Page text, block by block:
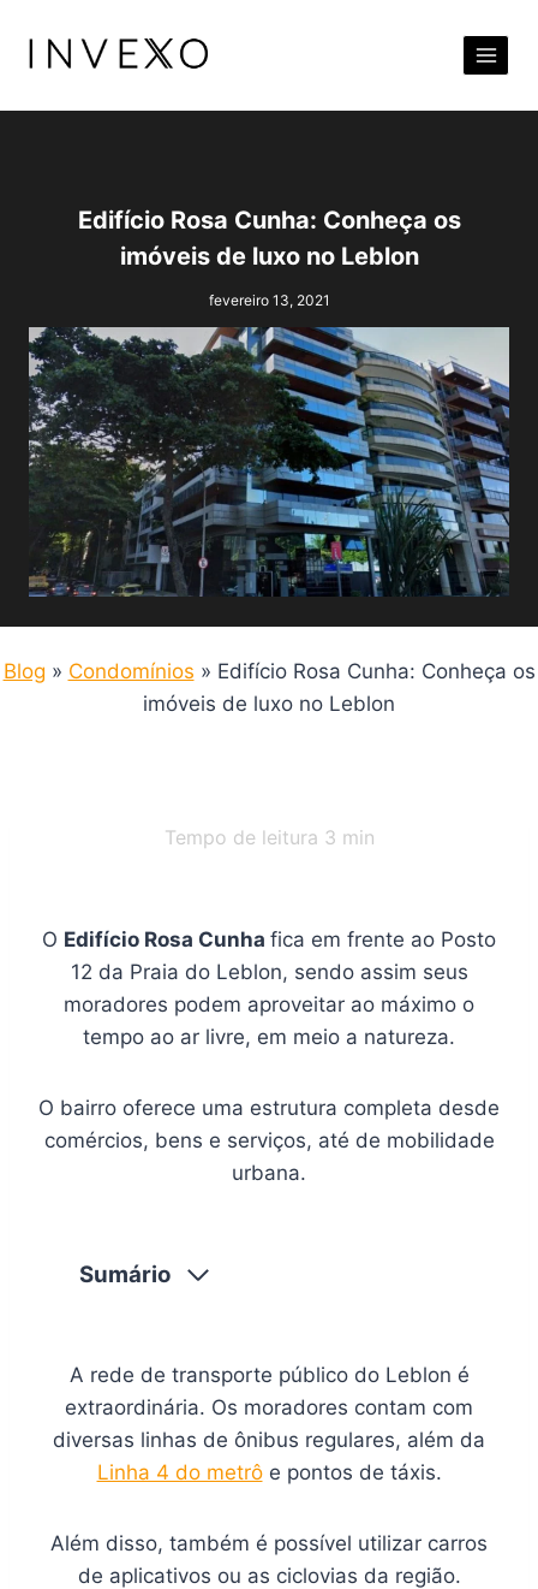
para
Conteúdo
Edifício Rosa Cunha: Conheça os
imóveis de luxo no Leblon
fevereiro 13, 2021
Blog » Condomínios » Edifício Rosa Cunha: Conheça os
imóveis de luxo no Leblon
Tempo de leitura 3 min
O Edifício Rosa Cunha fica em frente ao Posto
12 da Praia do Leblon, sendo assim seus
moradores podem aproveitar ao máximo o
tempo ao ar livre, em meio a natureza.
O bairro oferece uma estrutura completa desde
comércios, bens e serviços, até de mobilidade
urbana.
Sumário
A rede de transporte público do Leblon é
extraordinária. Os moradores contam com
diversas linhas de ônibus regulares, além da
Linha 4 do metrôe pontos de táxis.
Além disso, também é possível utilizar carros
de aplicativos ou as ciclovias da região.